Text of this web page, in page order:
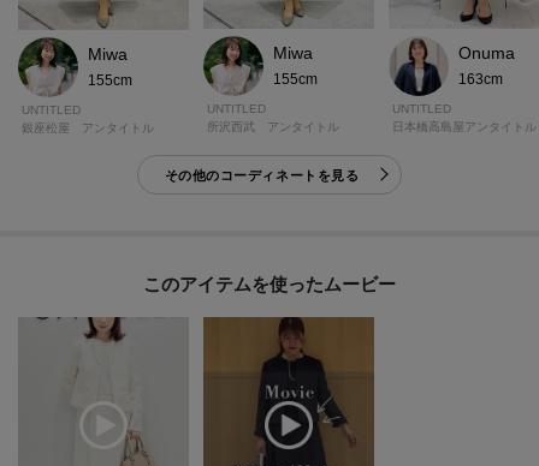
Miwa
155cm
UNTITLED
銀座松屋 アンタイトル
Miwa
155cm
UNTITLED
所沢西武 アンタイトル
Onuma
163cm
UNTITLED
日本橋高島屋アンタイトル
その他のコーディネートを見る
このアイテムを使ったムービー